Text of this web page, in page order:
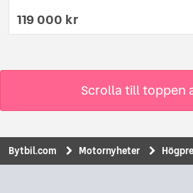
119 000 kr
Scrolla till toppen
Bytbil.com Motornyheter